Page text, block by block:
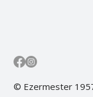
© Ezermester